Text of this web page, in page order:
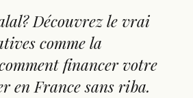
Découvrez le vrai
comme la
financer votre
en France sans riba.